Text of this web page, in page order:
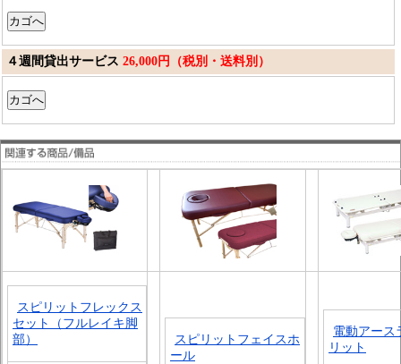
４週間貸出サービス 26,000円（税別・送料別）
スピリットフレックス
セット（フルレイキ脚
部）
スピリットフェイスホ
ール
電動アース
リット